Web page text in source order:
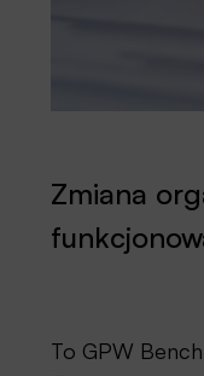
Zmiana
To GPW